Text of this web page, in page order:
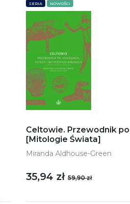
SERIA NOWOŚCI
Celtowie. Przewodnik
[Mitologie Świata]
Miranda Aldhouse-Green
35,94 zł 59,90 zł